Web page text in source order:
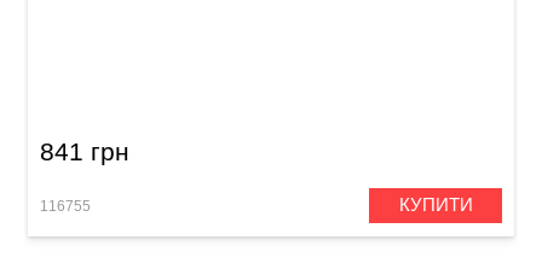
841 грн
116755 КУПИТИ